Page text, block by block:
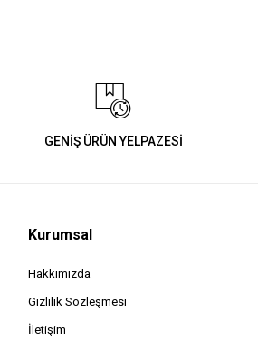
GENİŞ ÜRÜN YELPAZESİ
Kurumsal
Hakkımızda
Gizlilik Sözleşmesi
İletişim